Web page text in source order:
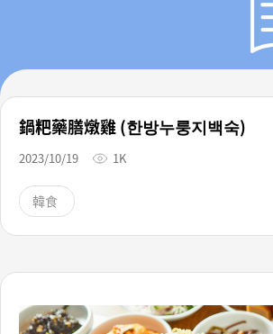
鍋粑藥膳燉雞 (한방누룽지백숙)
2023/10/19 1K
韓食